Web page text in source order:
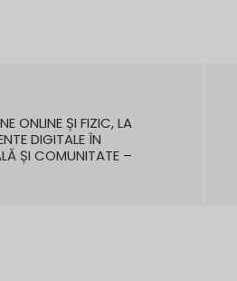
ONLINE ȘI FIZIC, LA
DIGITALE ÎN
ȘI COMUNITATE –